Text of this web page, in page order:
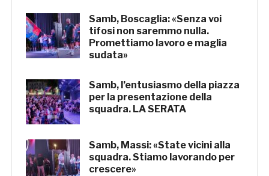
Samb, Boscaglia: «Senza voi
tifosi non saremmo nulla.
Promettiamo lavoro e maglia
sudata»
Samb, l’entusiasmo della piazza
per la presentazione della
squadra. LA SERATA
Samb, Massi: «State vicini alla
squadra. Stiamo lavorando per
crescere»